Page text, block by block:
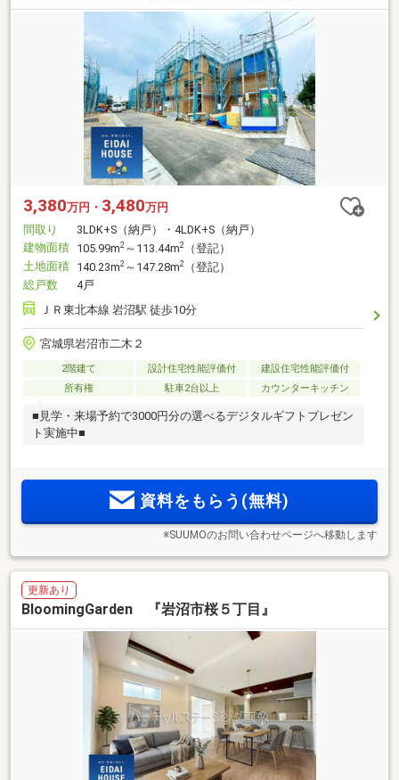
3,380万円・ 3,480万円
間取り
3LDK+S（納戸）・4LDK+S（納戸）
建物面積 105.99m2 ～113.44m2
（登記）
土地面積 140.23m2 ～147.28m2
（登記）
総戸数
4戸
ＪＲ東北本線 岩沼駅 徒歩10分
宮城県岩沼市二木２
2階建て 設計住宅性能評価付
建設住宅性能評価付
所有権
駐車2台以上 カウンターキッチン
■見学・来場予約で3000円分の選べるデジタルギフトプレゼン
ト実施中■
資料をもらう(無料)
※SUUMOのお問い合わせページへ移動します
更新あり
BloomingGarden 『岩沼市桜５丁目』